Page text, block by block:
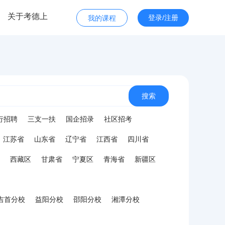
关于考德上 我的课程 登录/注册
搜索
招聘 三支一扶 国企招录 社区招考
江苏省 山东省 辽宁省 江西省 四川省
西藏区 甘肃省 宁夏区 青海省 新疆区
首分校 益阳分校 邵阳分校 湘潭分校